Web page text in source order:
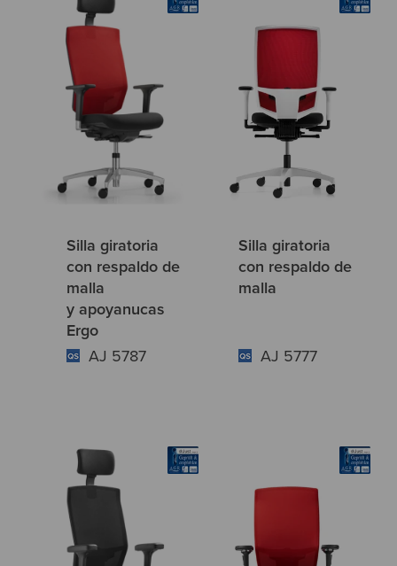
Silla giratoria
con respaldo de
malla
y apoyanucas
Ergo
AJ 5787
Silla giratoria
con respaldo de
malla
AJ 5777